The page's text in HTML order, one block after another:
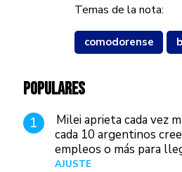
Temas de la nota:
comodorense
POPULARES
1
Milei aprieta cada vez
cada 10 argentinos
empleos o más para
AJUSTE